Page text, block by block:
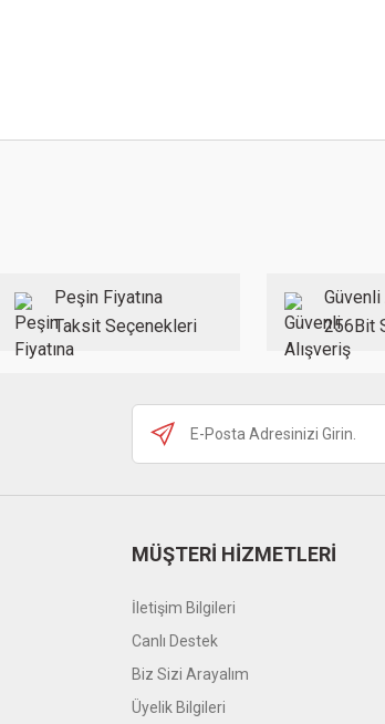
Gönder
Peşin Fiyatına
Taksit Seçenekleri
Güvenli
256Bit
MÜŞTERİ HİZMETLERİ
İletişim Bilgileri
Canlı Destek
Biz Sizi Arayalım
Üyelik Bilgileri